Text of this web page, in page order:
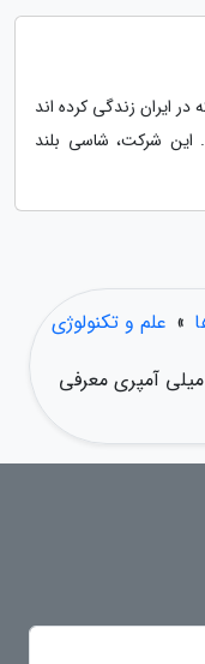
در ایران زندگی کرده اند
این شرکت، شاسی بلند
» علم و تکنولوژی
گلکسی A20 سامسونگ با باتری 4000 میلی آمپری معرفی